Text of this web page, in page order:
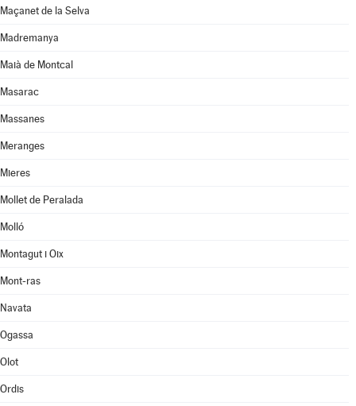
Maçanet de la Selva
Madremanya
Maià de Montcal
Masarac
Massanes
Meranges
Mieres
Mollet de Peralada
Molló
Montagut i Oix
Mont-ras
Navata
Ogassa
Olot
Ordis